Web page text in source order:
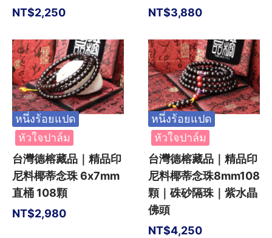
NT$2,250
NT$3,880
หนึ่งร้อยแปด
หัวใจปาล์ม
台灣德榕藏品｜精品印
尼料椰蒂念珠 6x7mm
直桶 108顆
NT$2,980
หนึ่งร้อยแปด
หัวใจปาล์ม
台灣德榕藏品｜精品印
尼料椰蒂念珠8mm108
顆｜硃砂隔珠｜紫水晶
佛頭
NT$4,250